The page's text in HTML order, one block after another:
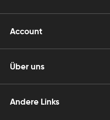
Account
Über uns
Andere Links